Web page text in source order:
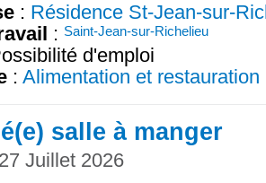
: Résidence St-Jean-sur-
: Saint-Jean-sur-Richelieu
d'emploi
: Alimentation et restauration
salle à manger
Juillet 2026